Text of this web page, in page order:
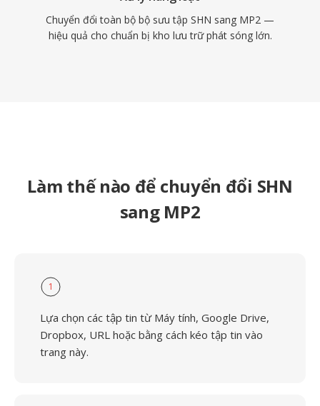
Chuyển đổi toàn bộ bộ sưu tập SHN sang MP2 —
hiệu quả cho chuẩn bị kho lưu trữ phát sóng lớn.
Làm thế nào để chuyển đổi SHN
sang MP2
1
Lựa chọn các tập tin từ Máy tính, Google Drive,
Dropbox, URL hoặc bằng cách kéo tập tin vào
trang này.